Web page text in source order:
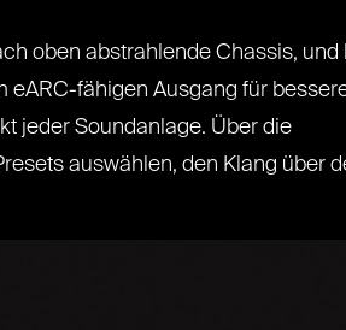
oben abstrahlende Chassis, und
fähigen Ausgang für
jeder Soundanlage. Über die
auswählen, den Klang über